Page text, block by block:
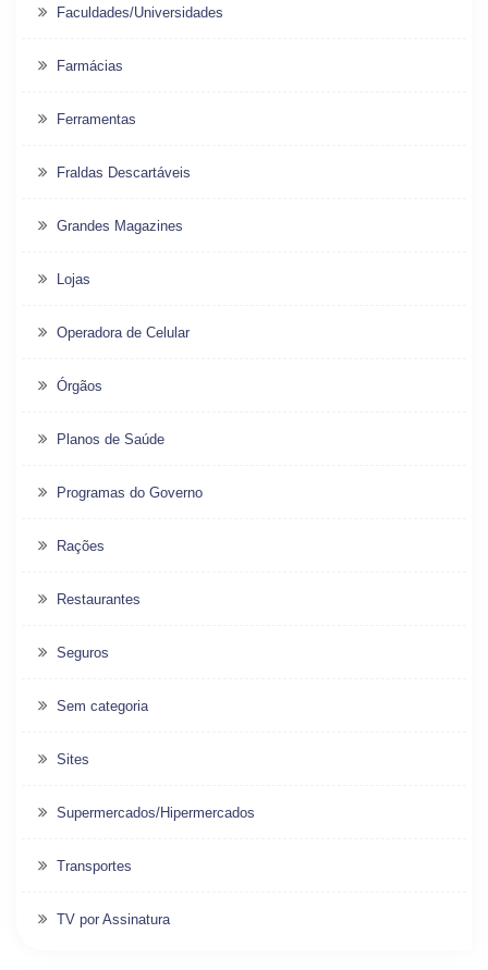
Faculdades/Universidades
Farmácias
Ferramentas
Fraldas Descartáveis
Grandes Magazines
Lojas
Operadora de Celular
Órgãos
Planos de Saúde
Programas do Governo
Rações
Restaurantes
Seguros
Sem categoria
Sites
Supermercados/Hipermercados
Transportes
TV por Assinatura